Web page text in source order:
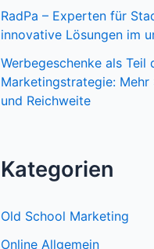
RadPa – Experten für
innovative Lösungen im
Werbegeschenke als Teil
Marketingstrategie:
und Reichweite
Kategorien
Old School Marketing
Online Allgemein